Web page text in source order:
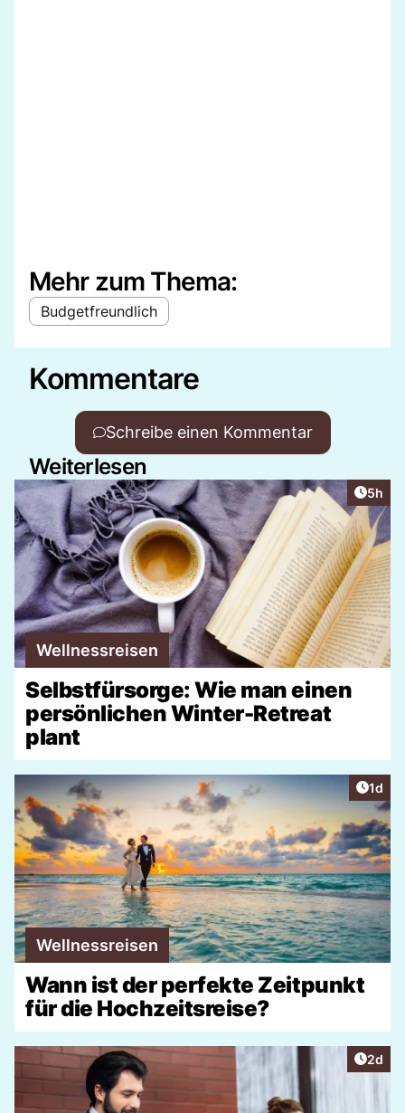
Mehr zum Thema:
Budgetfreundlich
Kommentare
Schreibe einen Kommentar
Weiterlesen
5h
Wellnessreisen
Selbstfürsorge: Wie man einen
persönlichen Winter-Retreat
plant
1d
Wellnessreisen
Wann ist der perfekte Zeitpunkt
für die Hochzeitsreise?
2d